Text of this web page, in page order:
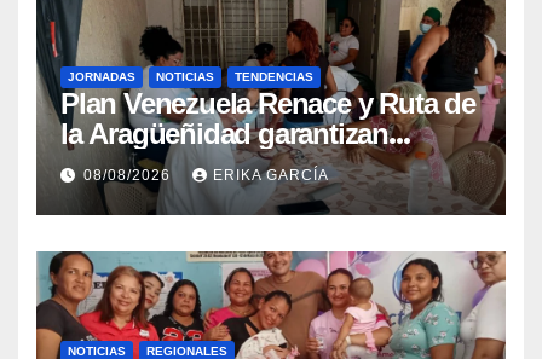
JORNADAS NOTICIAS TENDENCIAS
Plan Venezuela Renace y Ruta de
la Aragüeñidad garantizan
atención médica integral en
Aragua
08/08/2026 ERIKA GARCÍA
NOTICIAS REGIONALES